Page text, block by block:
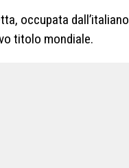
occupata dall’italiano
titolo mondiale.